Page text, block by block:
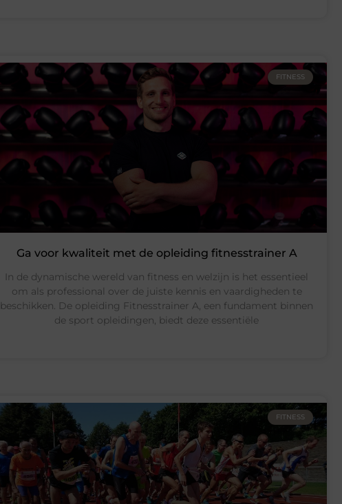
FITNESS
Ga voor kwaliteit met de opleiding fitnesstrainer A
In de dynamische wereld van fitness en welzijn is het essentieel
om als professional over de juiste kennis en vaardigheden te
beschikken. De opleiding Fitnesstrainer A, een fundament binnen
de sport opleidingen, biedt deze essentiële
FITNESS